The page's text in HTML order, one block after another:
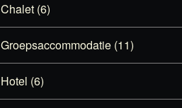
Chalet (6)
Groepsaccommodatie (11)
Hotel (6)